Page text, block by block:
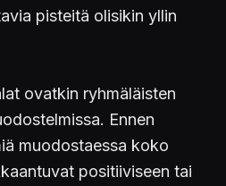
pisteitä olisikin yllin
ovatkin ryhmäläisten
Ennen
muodostaessa koko
positiiviseen tai